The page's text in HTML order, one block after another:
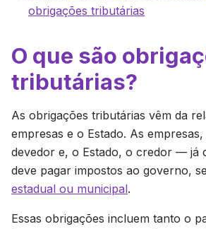
obrigações tributárias
O que são
tributárias?
As obrigações tributárias vêm da
empresas e o Estado. As
devedor e, o Estado, o credor — já
deve pagar impostos ao governo,
estadual ou municipal.
Essas obrigações incluem tanto o